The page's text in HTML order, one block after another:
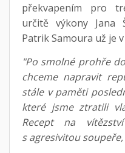
překvapením pro
určitě výkony Jana
Patrik Samoura už je v
"Po smolné prohře
chceme napravit
stále v paměti
které jsme ztratili
Recept na
s agresivitou